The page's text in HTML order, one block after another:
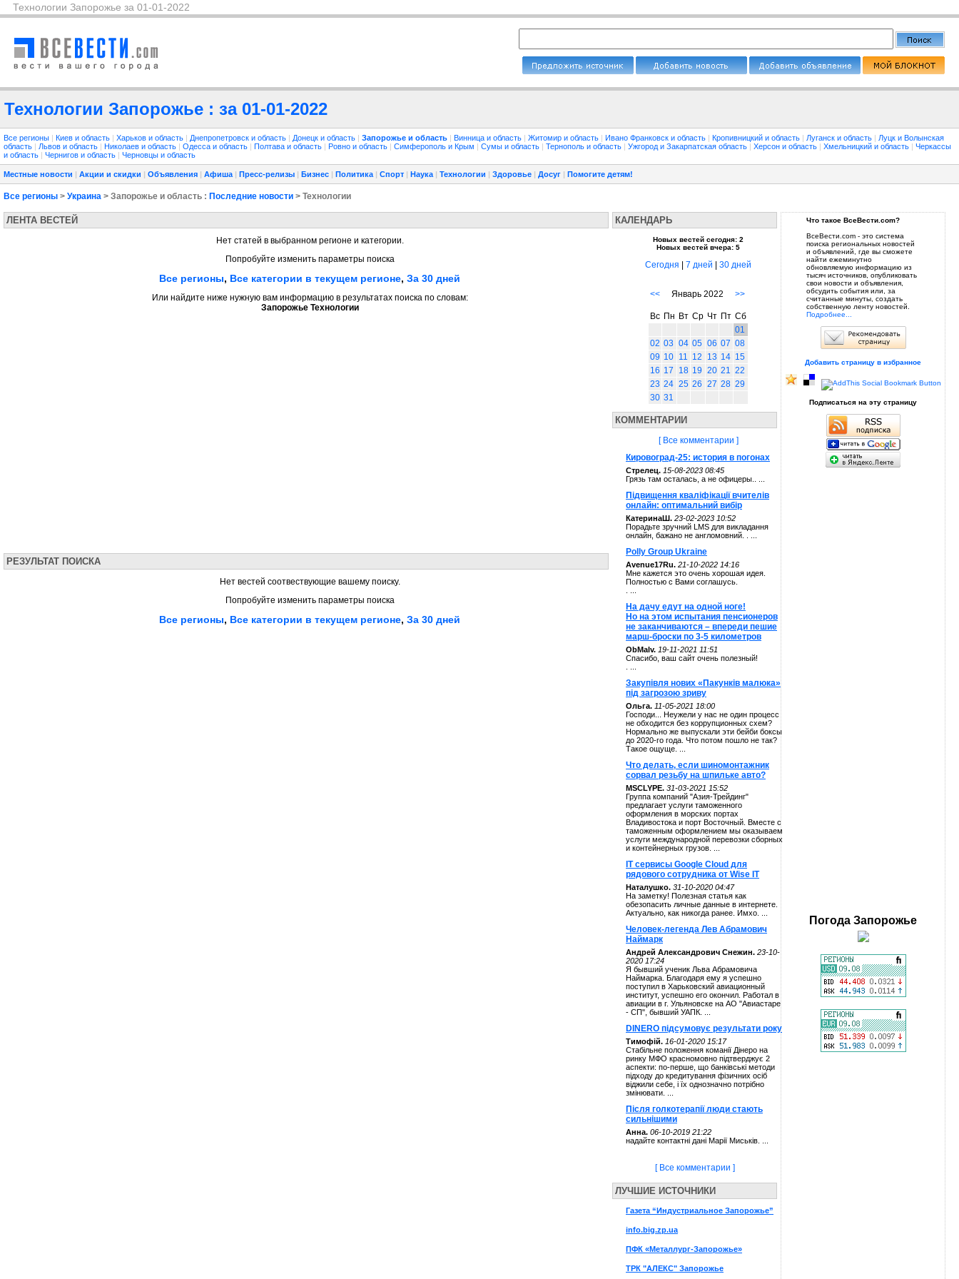
Технологии Запорожье за 01-01-2022
Технологии Запорожье : за 01-01-2022
Все регионы | Киев и область | Харьков и область | Днепропетровск и область | Донецк и область | Запорожье и область | Винница и область | Житомир и область | Ивано Франковск и область | Кропивницкий и область | Луганск и область | Луцк и Волынская
область | Львов и область | Николаев и область | Одесса и область | Полтава и область | Ровно и область | Симферополь и Крым | Сумы и область | Тернополь и область | Ужгород и Закарпатская область | Херсон и область | Хмельницкий и область | Черкассы
и область | Чернигов и область | Черновцы и область
Местные новости | Акции и скидки | Объявления | Афиша | Пресс-релизы | Бизнес | Политика | Спорт | Наука | Технологии | Здоровье | Досуг | Помогите детям!
Все регионы > Украина > Запорожье и область : Последние новости > Технологии
ЛЕНТА ВЕСТЕЙ
Нет статей в выбранном регионе и категории.
Попробуйте изменить параметры поиска
Все регионы, Все категории в текущем регионе, За 30 дней
Или найдите ниже нужную вам информацию в результатах поиска по словам:
Запорожье Технологии
РЕЗУЛЬТАТ ПОИСКА
Нет вестей соотвествующие вашему поиску.
Попробуйте изменить параметры поиска
Все регионы, Все категории в текущем регионе, За 30 дней
КАЛЕНДАРЬ
Новых вестей сегодня: 2
Новых вестей вчера: 5
Сегодня 7 дней 30 дней
<< Январь 2022 >>
Вс Пн Вт Ср Чт Пт Сб
01
02 03 04 05 06 07 08
09 10 11 12 13 14 15
16 17 18 19 20 21 22
23 24 25 26 27 28 29
30 31
КОММЕНТАРИИ
[ Все комментарии ]
Кировоград-25: история в погонах
Стрелец. 15-08-2023 08:45
Грязь там осталась, а не офицеры.. ...
Підвищення кваліфікації вчителів
онлайн: оптимальний вибір
КатеринаШ. 23-02-2023 10:52
Порадьте зручний LMS для викладання
онлайн, бажано не англомовний. . ...
Polly Group Ukraine
Avenue17Ru. 21-10-2022 14:16
Мне кажется это очень хорошая идея.
Полностью с Вами соглашусь.
На дачу едут на одной ноге!
Но на этом испытания пенсионеров
не заканчиваются – впереди пешие
марш-броски по 3-5 километров
ОbMalv. 19-11-2021 11:51
Спасибо, ваш сайт очень полезный!
Закупівля нових «Пакунків малюка»
під загрозою зриву
Ольга. 11-05-2021 18:00
Господи... Неужели у нас не один процесс
не обходится без коррупционных схем?
Нормально же выпускали эти бейби боксы
до 2020-го года. Что потом пошло не так?
Такое ощуще. ...
Что делать, если шиномонтажник
сорвал резьбу на шпильке авто?
MSCLYPE. 31-03-2021 15:52
Группа компаний "Азия-Трейдинг"
предлагает услуги таможенного
оформления в морских портах
Владивостока и порт Восточный. Вместе с
таможенным оформлением мы оказываем
услуги международной перевозки сборных
и контейнерных грузов. ...
IT сервисы Google Cloud для
рядового сотрудника от Wise IT
Наталушко. 31-10-2020 04:47
На заметку! Полезная статья как
обезопасить личные данные в интернете.
Актуально, как никогда ранее. Имхо. ...
Человек-легенда Лев Абрамович
Наймарк
Андрей Александрович Снежин. 23-10-
2020 17:24
Я бывший ученик Льва Абрамовича
Наймарка. Благодаря ему я успешно
поступил в Харьковский авиационный
институт, успешно его окончил. Работал в
авиации в г. Ульяновске на АО "Авиастаре
- СП", бывший УАПК. ...
DINERO підсумовує результати року
Тимофій. 16-01-2020 15:17
Стабільне положення команії Дінеро на
ринку МФО красномовно підтверджує 2
аспекти: по-перше, що банківські методи
підходу до кредитування фізичних осіб
віджили себе, і їх однозначно потрібно
змінювати. ...
Після голкотерапії люди стають
сильнішими
Анна. 06-10-2019 21:22
надайте контактні дані Марії Миськів. ...
[ Все комментарии ]
ЛУЧШИЕ ИСТОЧНИКИ
Газета “Индустриальное Запорожье”
info.big.zp.ua
ПФК «Металлург-Запорожье»
ТРК "АЛЕКС" Запорожье
Что такое ВсеВести.com?
ВсеВести.com - это система
поиска региональных новостей
и объявлений, где вы сможете
найти ежеминутно
обновляемую информацию из
тысяч источников, опубликовать
свои новости и объявления,
обсудить события или, за
считанные минуты, создать
собственную ленту новостей.
Подробнее...
Добавить страницу в избранное
Подписаться на эту страницу
Погода Запорожье